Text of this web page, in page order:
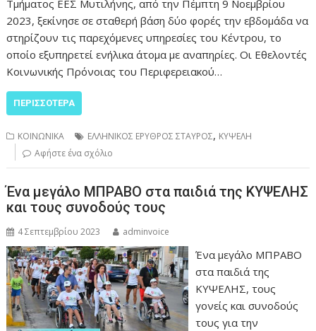
Τμήματος ΕΕΣ Μυτιλήνης, από την Πέμπτη 9 Νοεμβρίου
2023, ξεκίνησε σε σταθερή βάση δύο φορές την εβδομάδα να
στηρίζουν τις παρεχόμενες υπηρεσίες του Κέντρου, το
οποίο εξυπηρετεί ενήλικα άτομα με αναπηρίες. Οι Εθελοντές
Κοινωνικής Πρόνοιας του Περιφερειακού…
ΠΕΡΙΣΣΌΤΕΡΑ
ΚΟΙΝΩΝΙΚΑ ΕΛΛΗΝΙΚΟΣ ΕΡΥΘΡΟΣ ΣΤΑΥΡΟΣ, ΚΥΨΕΛΗ
Αφήστε ένα σχόλιο
Ένα μεγάλο ΜΠΡΑΒΟ στα παιδιά της ΚΥΨΕΛΗΣ
και τους συνοδούς τους
4 Σεπτεμβρίου 2023 adminvoice
Ένα μεγάλο ΜΠΡΑΒΟ
στα παιδιά της
ΚΥΨΕΛΗΣ, τους
γονείς και συνοδούς
τους για την